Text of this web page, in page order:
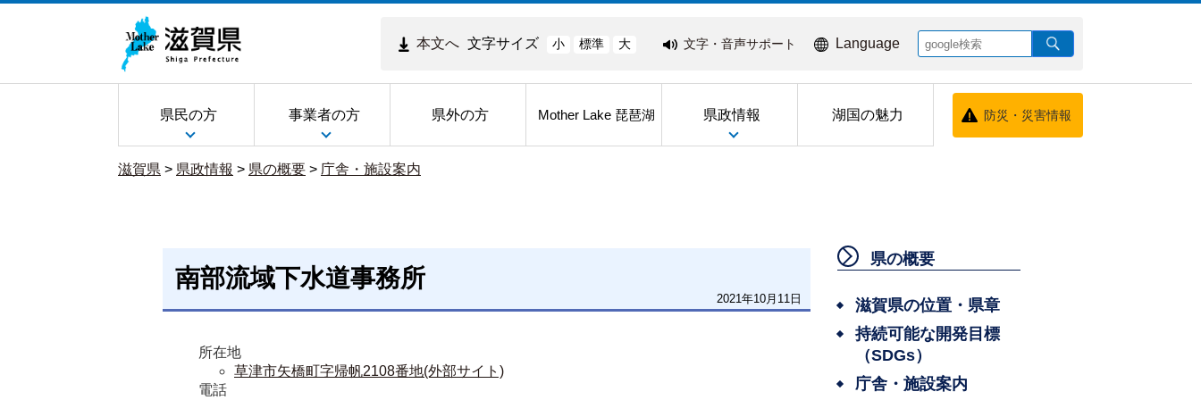
本文へ 文字サイズ 小 標準 大 文字・音声サポート Language
県民の方 事業者の方 県外の方 Mother Lake 琵琶湖 県政情報 湖国の魅力 防災・災害情報
滋賀県 > 県政情報 > 県の概要 > 庁舎・施設案内
南部流域下水道事務所
2021年10月11日
所在地
草津市矢橋町字帰帆2108番地(外部サイト)
電話
県の概要
滋賀県の位置・県章
持続可能な開発目標
（SDGs）
庁舎・施設案内